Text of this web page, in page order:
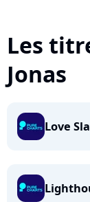
Les
Jonas
Love